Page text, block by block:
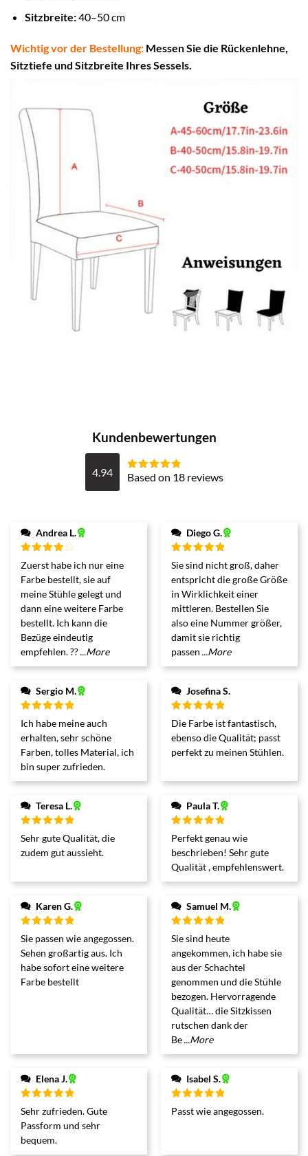
Sitzbreite:40–50 cm
Wichtig vor der Bestellung: Messen Sie die Rückenlehne,
Sitztiefe und Sitzbreite Ihres Sessels.
Kundenbewertungen
4.94
Bewertet mit
Based on 18 reviews
Andrea L.
Bewertet
mit 4
von 5
Zuerst habe ich nur eine
Farbe bestellt, sie auf
meine Stühle gelegt und
dann eine weitere Farbe
bestellt. Ich kann die
Bezüge eindeutig
empfehlen. ??...More
Diego G.
Bewertet
mit5von 5
Sie sind nicht groß, daher
entspricht die große Größe
in Wirklichkeit einer
mittleren. Bestellen Sie
also eine Nummer größer,
damit sie richtig
passen ...More
Sergio M.
Bewertet
mit5von 5
Ich habe meine auch
erhalten, sehr schöne
Farben, tolles Material, ich
bin super zufrieden.
Josefina S.
Bewertet
mit5von 5
Die Farbe ist fantastisch,
ebenso die Qualität; passt
perfekt zu meinen Stühlen.
Teresa L.
Bewertet
mit 5von 5
Sehr gute Qualität, die
zudem gut aussieht.
Paula T.
Bewertet
mit 5von 5
Perfekt genau wie
beschrieben! Sehr gute
Qualität , empfehlenswert.
Karen G.
Bewertet
mit5von 5
Sie passen wie angegossen.
Sehen großartig aus. Ich
habe sofort eine weitere
Farbe bestellt
Samuel M.
Bewertet
mit5von 5
Sie sind heute
angekommen, ich habe sie
aus der Schachtel
genommen und die Stühle
bezogen. Hervorragende
Qualität… die Sitzkissen
rutschen dank der
Be...More
Elena J.
Bewertet
mit 5von 5
Sehr zufrieden. Gute
Passform und sehr
bequem.
Isabel S.
Bewertet
mit5 von 5
Passt wie angegossen.